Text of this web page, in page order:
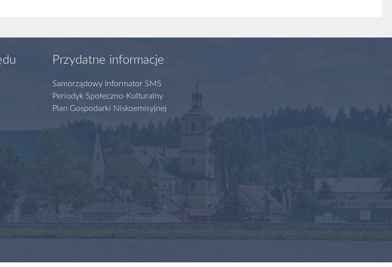
Przydatne informacje
Samorządowy Informator SMS
Periodyk Społeczno-Kulturalny
Plan Gospodarki Niskoemisyjnej